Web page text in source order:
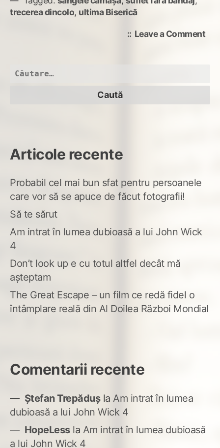
trecerea dincolo, ultima Biserică
Leave a Commenton
Caută
Articole recente
Probabil cel mai bun sfat pentru persoanele
care vor să se apuce de făcut fotografii!
Să te sărut
Am intrat în lumea dubioasă a lui John Wick
4
Don’t look up e cu totul altfel decât mă
așteptam
The Great Escape – un film ce redă fidel o
întâmplare reală din Al Doilea Război Mondial
Comentarii recente
Ștefan Trepădușla Am intrat în lumea
dubioasă a lui John Wick 4
HopeLessla Am intrat în lumea dubioasă
a lui John Wick 4